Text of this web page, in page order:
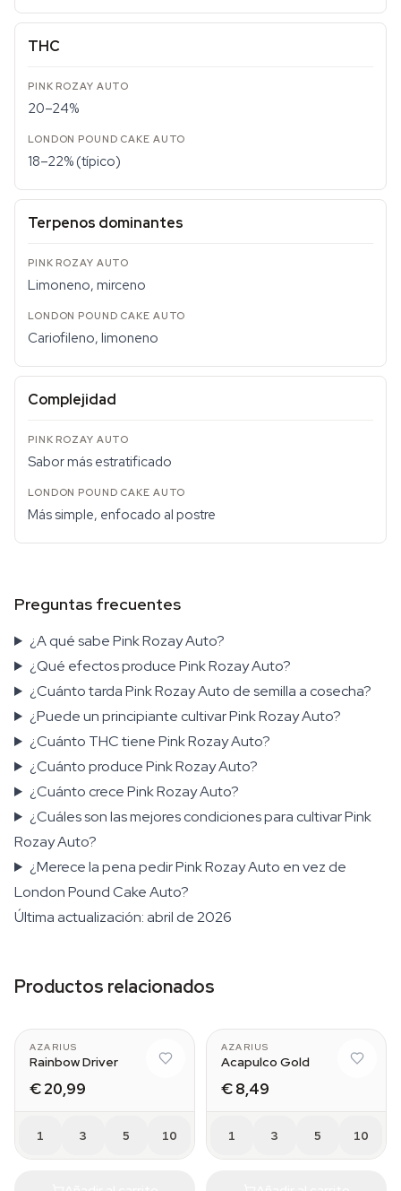
THC
20–24%
18–22% (típico)
Terpenos dominantes
Limoneno, mirceno
Cariofileno, limoneno
Complejidad
Sabor más estratificado
Más simple, enfocado al postre
Preguntas frecuentes
¿A qué sabe Pink Rozay Auto?
¿Qué efectos produce Pink Rozay Auto?
¿Cuánto tarda Pink Rozay Auto de semilla a cosecha?
¿Puede un principiante cultivar Pink Rozay Auto?
¿Cuánto THC tiene Pink Rozay Auto?
¿Cuánto produce Pink Rozay Auto?
¿Cuánto crece Pink Rozay Auto?
¿Cuáles son las mejores condiciones para cultivar Pink
Rozay Auto?
¿Merece la pena pedir Pink Rozay Auto en vez de
London Pound Cake Auto?
Última actualización: abril de 2026
Productos relacionados
AZARIUS
Rainbow Driver
€ 20,99
1 3 5 10
AZARIUS
Acapulco Gold
€ 8,49
1 3 5 10